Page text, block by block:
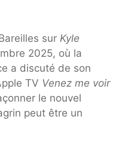
sur Kyle
2025, où la
a discuté de son
TV Venez me voir
le nouvel
peut être un